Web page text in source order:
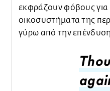
εκφράζουν φόβους για
οικοσυστήματα της
γύρω από την